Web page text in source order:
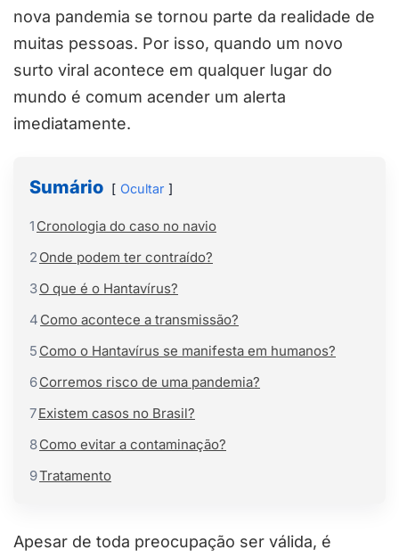
nova pandemia se tornou parte da realidade de
muitas pessoas. Por isso, quando um novo
surto viral acontece em qualquer lugar do
mundo é comum acender um alerta
imediatamente.
Sumário Ocultar
1 Cronologia do caso no navio
2 Onde podem ter contraído?
3O que é o Hantavírus?
4 Como acontece a transmissão?
5 Como o Hantavírus se manifesta em humanos?
6Corremos risco de uma pandemia?
7Existem casos no Brasil?
8Como evitar a contaminação?
9Tratamento
Apesar de toda preocupação ser válida, é